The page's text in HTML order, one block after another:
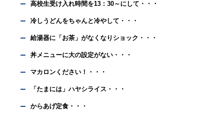
高校生受け入れ時間を13：30～にして・・・
冷しうどんをちゃんと冷やして・・・
給湯器に「お茶」がなくなりショック・・・
丼メニューに大の設定がない・・・
マカロンください！・・・
「たまには」ハヤシライス・・・
からあげ定食・・・